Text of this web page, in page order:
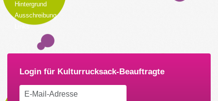
Hintergrund
Ausschreibung
Links